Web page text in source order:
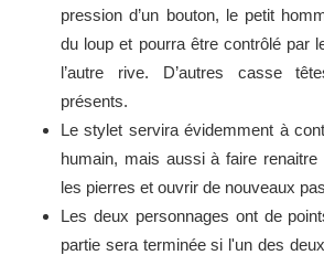
pression d’un bouton, le petit
du loup et pourra être contrôlé par
l’autre rive. D’autres casse
présents.
Le stylet servira évidemment à
humain, mais aussi à faire
les pierres et ouvrir de nouveaux
Les deux personnages ont de
partie sera terminée si l'un des